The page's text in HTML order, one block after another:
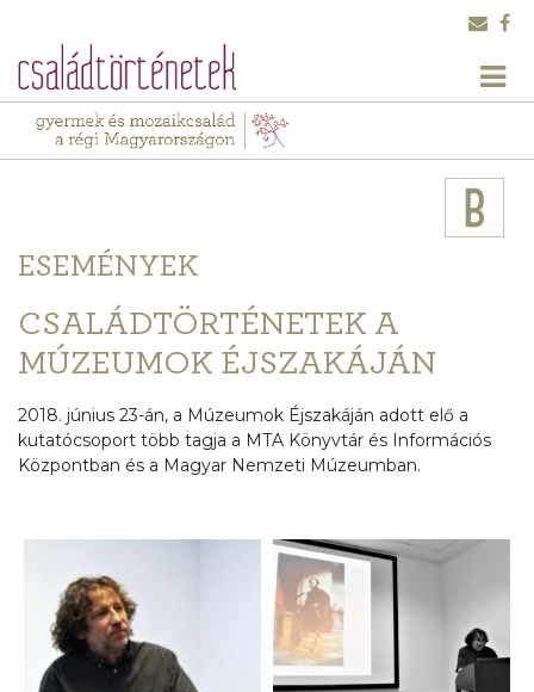
ESEMÉNYEK
CSALÁDTÖRTÉNETEK A
MÚZEUMOK ÉJSZAKÁJÁN
2018. június 23-án, a Múzeumok Éjszakáján adott elő a
kutatócsoport több tagja a MTA Könyvtár és Információs
Központban és a Magyar Nemzeti Múzeumban.